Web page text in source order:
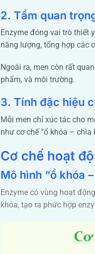
2. Tầm quan
Enzyme đóng vai trò thiết
năng lượng, tổng hợp các
Ngoài ra, men còn rất
phẩm, và môi trường.
3. Tính đặc hiệu
Mỗi men chỉ xúc tác cho
như cơ chế “ổ khóa – chìa
Cơ chế hoạt
Mô hình “ổ khóa
Enzyme có vùng hoạt
khóa, tạo ra phức hợp